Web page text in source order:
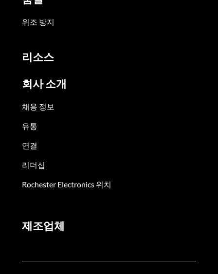
위조 방지
리소스
회사 소개
채용 정보
유통
연결
리더십
Rochester Electronics 위치
제조업체